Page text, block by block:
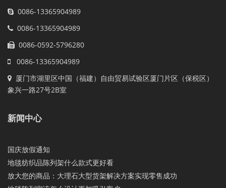
0086-13365904989
0086-13365904989
0086-0592-5796280
0086-13365904989
厦门市湖里区中国（福建）自由贸易试验区厦门片区（保税区）
象兴一路27号2B室
新闻中心
国庆放假通知
地毯纺织品陈列架什么款式更好看
放大您的商品：大理石大型货架解决方案实现零售成功